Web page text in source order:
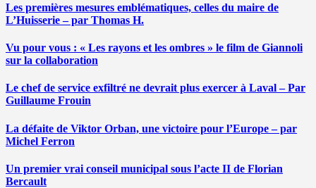
Les premières mesures emblématiques, celles du maire de
L’Huisserie – par Thomas H.
Vu pour vous : « Les rayons et les ombres » le film de Giannoli
sur la collaboration
Le chef de service exfiltré ne devrait plus exercer à Laval – Par
Guillaume Frouin
La défaite de Viktor Orban, une victoire pour l’Europe – par
Michel Ferron
Un premier vrai conseil municipal sous l’acte II de Florian
Bercault